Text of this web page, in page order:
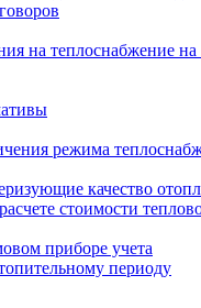
на теплоснабжение на
режима
качество
стоимости
приборе учета
периоду